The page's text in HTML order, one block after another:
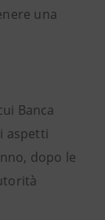
una
Banca
aspetti
dopo le